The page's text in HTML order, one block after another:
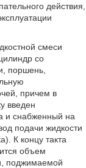
действия,
смеси
со
поршень,
причем в
введен
и снабженный на
подачи жидкости
К концу такта
объем
поджимаемой